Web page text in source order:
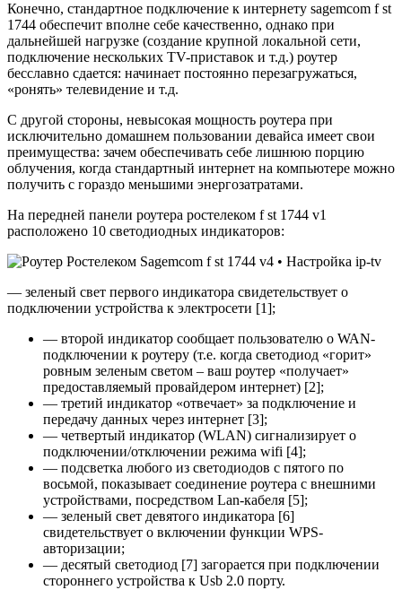
Конечно, стандартное подключение к интернету sagemcom f st
1744 обеспечит вполне себе качественно, однако при
дальнейшей нагрузке (создание крупной локальной сети,
подключение нескольких TV-приставок и т.д.) роутер
бесславно сдается: начинает постоянно перезагружаться,
«ронять» телевидение и т.д.
С другой стороны, невысокая мощность роутера при
исключительно домашнем пользовании девайса имеет свои
преимущества: зачем обеспечивать себе лишнюю порцию
облучения, когда стандартный интернет на компьютере можно
получить с гораздо меньшими энергозатратами.
На передней панели роутера ростелеком f st 1744 v1
расположено 10 светодиодных индикаторов:
— зеленый свет первого индикатора свидетельствует о
подключении устройства к электросети [1];
— второй индикатор сообщает пользователю о WAN-
подключении к роутеру (т.е. когда светодиод «горит»
ровным зеленым светом – ваш роутер «получает»
предоставляемый провайдером интернет) [2];
— третий индикатор «отвечает» за подключение и
передачу данных через интернет [3];
— четвертый индикатор (WLAN) сигнализирует о
подключении/отключении режима wifi [4];
— подсветка любого из светодиодов с пятого по
восьмой, показывает соединение роутера с внешними
устройствами, посредством Lan-кабеля [5];
— зеленый свет девятого индикатора [6]
свидетельствует о включении функции WPS-
авторизации;
— десятый светодиод [7] загорается при подключении
стороннего устройства к Usb 2.0 порту.